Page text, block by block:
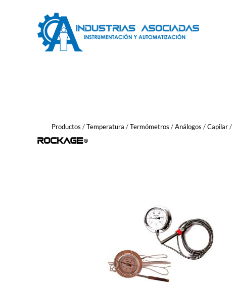
Productos /Temperatura /Termómetros /Análogos /Capilar/